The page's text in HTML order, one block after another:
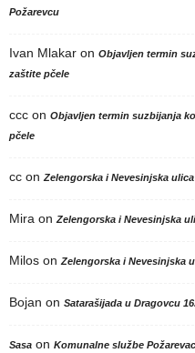
Požarevcu
Ivan Mlakar on Objavljen termin
zaštite pčele
ccc on Objavljen termin suzbijanja
pčele
cc on Zelengorska i Nevesinjska
Mira on Zelengorska i Nevesinjska
Milos on Zelengorska i Nevesinjska
Bojan on Satarašijada u Dragovcu
Sasa on Komunalne službe